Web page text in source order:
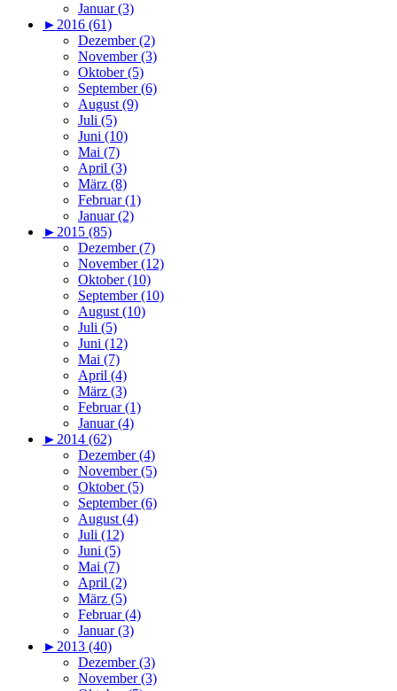
Januar (3)
► 2016 (61)
Dezember (2)
November (3)
Oktober (5)
September (6)
August (9)
Juli (5)
Juni (10)
Mai (7)
April (3)
März (8)
Februar (1)
Januar (2)
► 2015 (85)
Dezember (7)
November (12)
Oktober (10)
September (10)
August (10)
Juli (5)
Juni (12)
Mai (7)
April (4)
März (3)
Februar (1)
Januar (4)
► 2014 (62)
Dezember (4)
November (5)
Oktober (5)
September (6)
August (4)
Juli (12)
Juni (5)
Mai (7)
April (2)
März (5)
Februar (4)
Januar (3)
► 2013 (40)
Dezember (3)
November (3)